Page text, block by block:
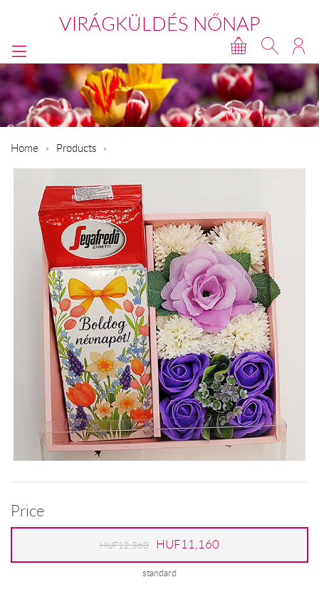
VIRÁGKÜLDÉS NŐNAP
Home Products
Price
HUF12,360 HUF11,160
standard